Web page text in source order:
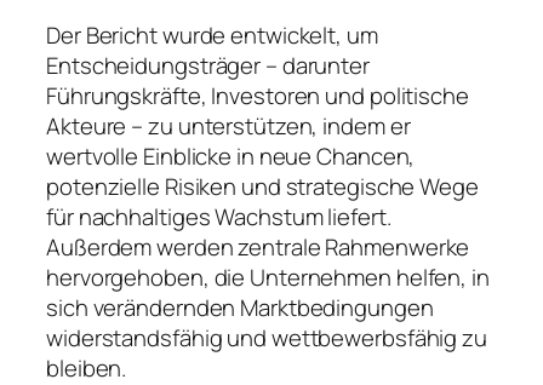
Der Bericht wurde entwickelt, um
Entscheidungsträger – darunter
Führungskräfte, Investoren und politische
Akteure – zu unterstützen, indem er
wertvolle Einblicke in neue Chancen,
potenzielle Risiken und strategische Wege
für nachhaltiges Wachstum liefert.
Außerdem werden zentrale Rahmenwerke
hervorgehoben, die Unternehmen helfen, in
sich verändernden Marktbedingungen
widerstandsfähig und wettbewerbsfähig zu
bleiben.